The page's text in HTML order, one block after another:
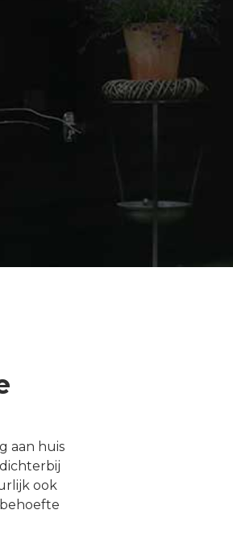
aan huis
ook